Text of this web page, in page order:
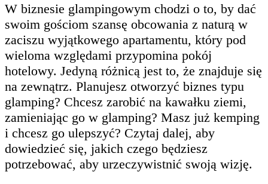
W biznesie glampingowym chodzi o to, by dać
swoim gościom szansę obcowania z naturą w
zaciszu wyjątkowego apartamentu, który pod
wieloma względami przypomina pokój
hotelowy. Jedyną różnicą jest to, że znajduje się
na zewnątrz. Planujesz otworzyć biznes typu
glamping? Chcesz zarobić na kawałku ziemi,
zamieniając go w glamping? Masz już kemping
i chcesz go ulepszyć? Czytaj dalej, aby
dowiedzieć się, jakich czego będziesz
potrzebować, aby urzeczywistnić swoją wizję.